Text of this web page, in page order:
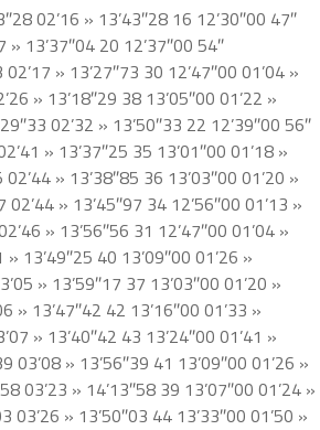
02’16 » 13’43″28 16 12’30″00 47″
» 13’37″04 20 12’37″00 54″
» 13’27″73 30 12’47″00 01’04 »
» 13’18″29 38 13’05″00 01’22 »
02’32 » 13’50″33 22 12’39″00 56″
» 13’37″25 35 13’01″00 01’18 »
» 13’38″85 36 13’03″00 01’20 »
02’44 » 13’45″97 34 12’56″00 01’13 »
» 13’56″56 31 12’47″00 01’04 »
13’49″25 40 13’09″00 01’26 »
» 13’59″17 37 13’03″00 01’20 »
» 13’47″42 42 13’16″00 01’33 »
» 13’40″42 43 13’24″00 01’41 »
03’08 » 13’56″39 41 13’09″00 01’26 »
03’23 » 14’13″58 39 13’07″00 01’24 »
03’26 » 13’50″03 44 13’33″00 01’50 »